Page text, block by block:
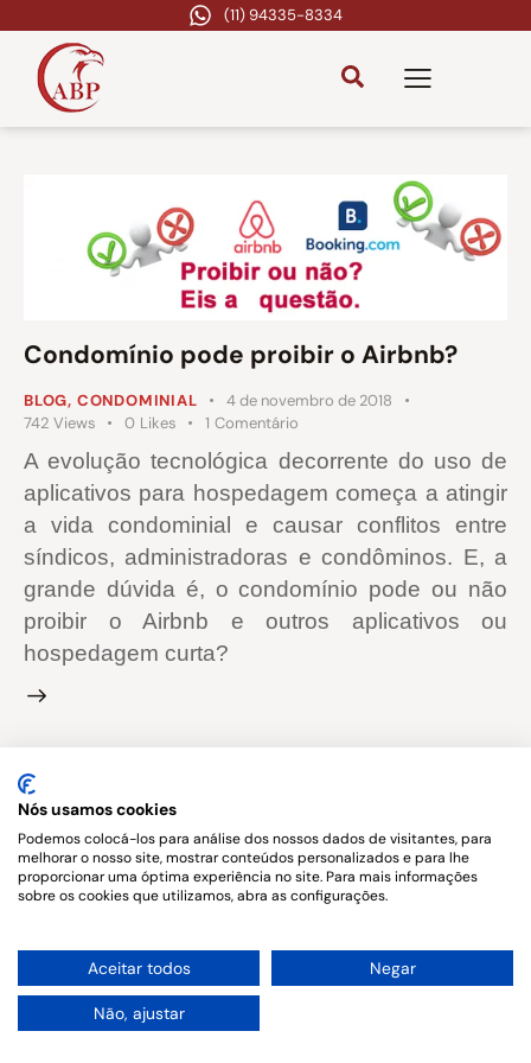
(11) 94335-8334
Condomínio pode proibir o Airbnb?
BLOG, CONDOMINIAL
4 de novembro de 2018
742 Views 0 Likes 1 Comentário
A evolução tecnológica decorrente do uso de
aplicativos para hospedagem começa a atingir
a vida condominial e causar conflitos entre
síndicos, administradoras e condôminos. E, a
grande dúvida é, o condomínio pode ou não
proibir o Airbnb e outros aplicativos ou
hospedagem curta?
Copyright © 2026. All rights reserved.
Nós usamos cookies
Podemos colocá-los para análise dos nossos dados de visitantes, para
melhorar o nosso site, mostrar conteúdos personalizados e para lhe
proporcionar uma óptima experiência no site. Para mais informações
sobre os cookies que utilizamos, abra as configurações.
Aceitar todos Negar
Não, ajustar